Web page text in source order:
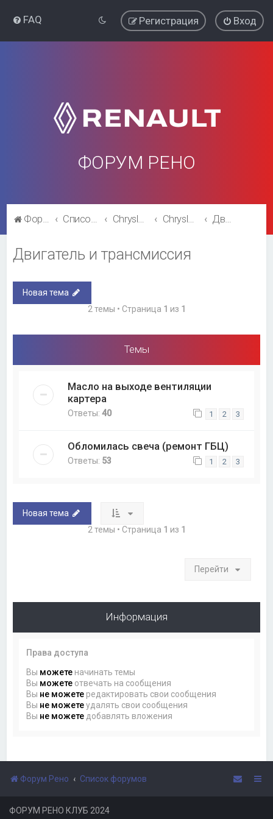
FAQ Вход
Регистрация
ФОРУМ РЕНО
Форум Рено Список форумов Chrysler Voyager\ Dodge Caravan Chrysler Voyager\ Dodge Caravan Двигатель и трансмиссия
Двигатель и трансмиссия
Новая тема
2 темы • Страница 1 из 1
Темы
Масло на выходе вентиляции
картера
Ответы:40 1 2 3
Обломилась свеча (ремонт ГБЦ)
Ответы: 53 1 2 3
Новая тема
2 темы • Страница 1 из 1
Перейти
Информация
Права доступа
Вы можете начинать темы
Вы можете отвечать на сообщения
Вы не можете редактировать свои сообщения
Вы не можетеудалять свои сообщения
Вы не можете добавлять вложения
Форум Рено Список форумов
ФОРУМ РЕНО КЛУБ 2024